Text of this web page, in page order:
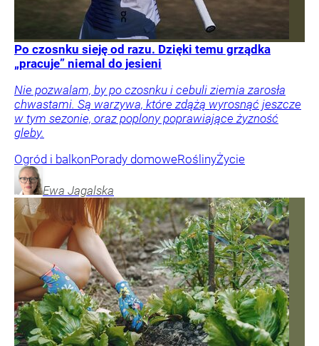
Po czosnku sieję od razu. Dzięki temu grządka
„pracuje” niemal do jesieni
Nie pozwalam, by po czosnku i cebuli ziemia zarosła
chwastami. Są warzywa, które zdążą wyrosnąć jeszcze
w tym sezonie, oraz poplony poprawiające żyzność
gleby.
Ogród i balkonPorady domoweRoślinyŻycie
Ewa Jagalska